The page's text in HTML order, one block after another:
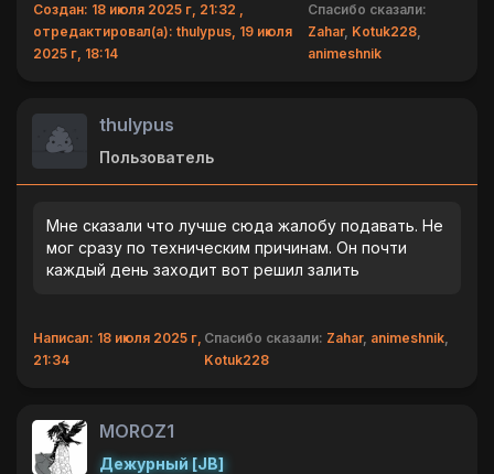
Создан: 18 июля 2025 г, 21:32 ,
отредактировал(а): thulypus, 19 июля
2025 г, 18:14
Спасибо сказали:
Zahar, Kotuk228,
animeshnik
thulypus
Пользователь
Мне сказали что лучше сюда жалобу подавать. Не
мог сразу по техническим причинам. Он почти
каждый день заходит вот решил залить
Написал: 18 июля 2025 г,
21:34
Спасибо сказали: Zahar, animeshnik,
Kotuk228
MOROZ1
Дежурный [JB]